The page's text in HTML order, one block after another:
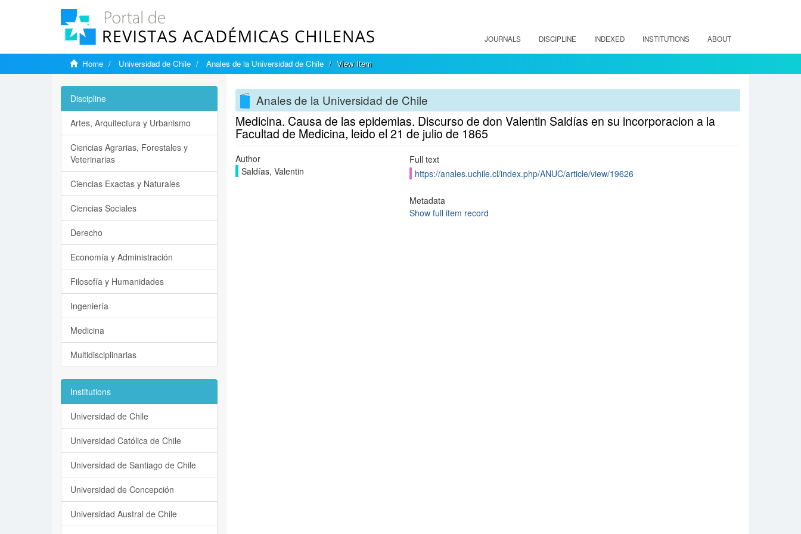
JOURNALS DISCIPLINE INDEXED INSTITUTIONS ABOUT
Home Universidad de Chile Anales de la Universidad de Chile View Item
Anales de la Universidad de Chile
Medicina. Causa de las epidemias. Discurso de don Valentin Saldías en su incorporacion a la
Facultad de Medicina, leido el 21 de julio de 1865
Author
Saldías, Valentin
Full text
https://anales.uchile.cl/index.php/ANUC/article/view/19626
Metadata
Show full item record
Discipline
Artes, Arquitectura y Urbanismo
Ciencias Agrarias, Forestales y
Veterinarias
Ciencias Exactas y Naturales
Ciencias Sociales
Derecho
Economía y Administración
Filosofía y Humanidades
Ingeniería
Medicina
Multidisciplinarias
Institutions
Universidad de Chile
Universidad Católica de Chile
Universidad de Santiago de Chile
Universidad de Concepción
Universidad Austral de Chile